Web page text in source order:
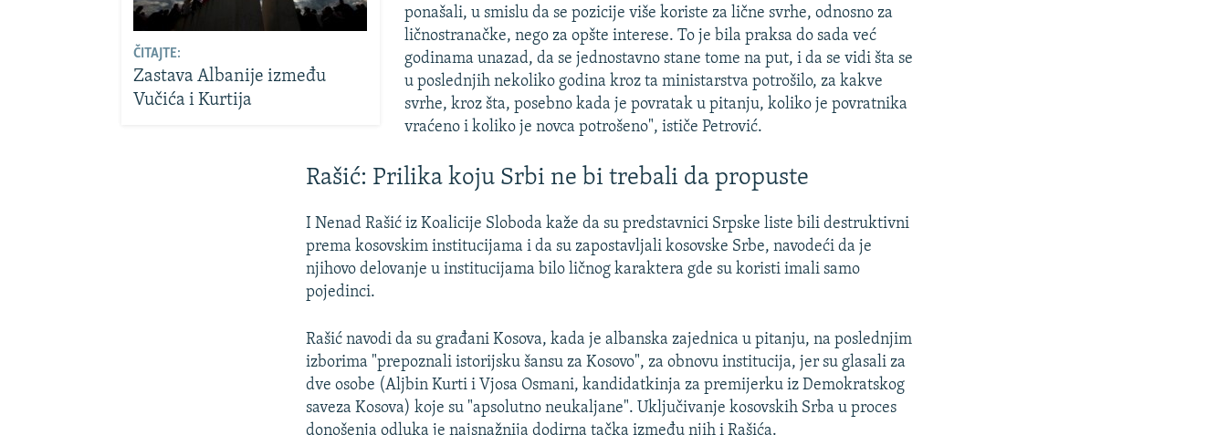
ČITAJTE:
Zastava Albanije između
Vučića i Kurtija
ponašali, u smislu da se pozicije više koriste za lične svrhe, odnosno za
ličnostranačke, nego za opšte interese. To je bila praksa do sada već
godinama unazad, da se jednostavno stane tome na put, i da se vidi šta se
u poslednjih nekoliko godina kroz ta ministarstva potrošilo, za kakve
svrhe, kroz šta, posebno kada je povratak u pitanju, koliko je povratnika
vraćeno i koliko je novca potrošeno", ističe Petrović.
Rašić: Prilika koju Srbi ne bi trebali da propuste
I Nenad Rašić iz Koalicije Sloboda kaže da su predstavnici Srpske liste bili destruktivni
prema kosovskim institucijama i da su zapostavljali kosovske Srbe, navodeći da je
njihovo delovanje u institucijama bilo ličnog karaktera gde su koristi imali samo
pojedinci.
Rašić navodi da su građani Kosova, kada je albanska zajednica u pitanju, na poslednjim
izborima "prepoznali istorijsku šansu za Kosovo", za obnovu institucija, jer su glasali za
dve osobe (Aljbin Kurti i Vjosa Osmani, kandidatkinja za premijerku iz Demokratskog
saveza Kosova) koje su "apsolutno neukaljane". Uključivanje kosovskih Srba u proces
donošenja odluka je najsnažnija dodirna tačka između njih i Rašića.